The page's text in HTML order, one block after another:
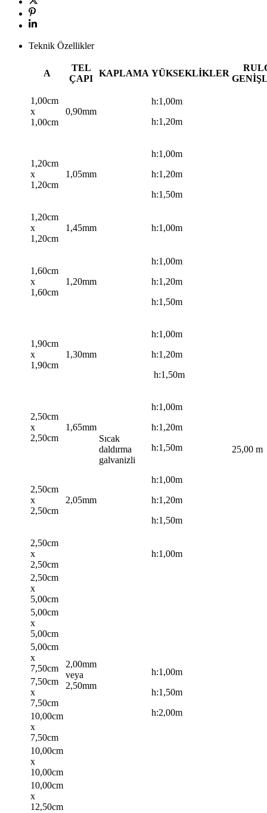
Teknik Özellikler
A
TEL
ÇAPI
KAPLAMA YÜKSEKLİKLER
1,00cm
x
1,00cm
0,90mm
Sıcak
daldırma
galvanizli
h:1,00m
h:1,20m
25,00 m
1,20cm
x
1,20cm
1,05mm
h:1,00m
h:1,20m
h:1,50m
1,20cm
x
1,20cm
1,45mm h:1,00m
1,60cm
x
1,60cm
1,20mm
h:1,00m
h:1,20m
h:1,50m
1,90cm
x
1,90cm
1,30mm
h:1,00m
h:1,20m
h:1,50m
2,50cm
x
2,50cm
1,65mm
h:1,00m
h:1,20m
h:1,50m
2,50cm
x
2,50cm
2,05mm
h:1,00m
h:1,20m
h:1,50m
2,50cm
x
2,50cm
2,00mm
veya
2,50mm
h:1,00m
2,50cm
x
5,00cm
h:1,00m
h:1,50m
h:2,00m
5,00cm
x
5,00cm
5,00cm
x
7,50cm
7,50cm
x
7,50cm
10,00cm
x
7,50cm
10,00cm
x
10,00cm
10,00cm
x
12,50cm